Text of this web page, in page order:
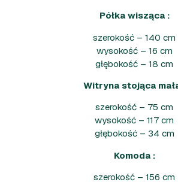
Półka wisząca :
szerokość – 140 cm
wysokość – 16 cm
głębokość – 18 cm
Witryna stojąca
szerokość – 75 cm
wysokość – 117 cm
głębokość – 34 cm
Komoda :
szerokość – 156 cm